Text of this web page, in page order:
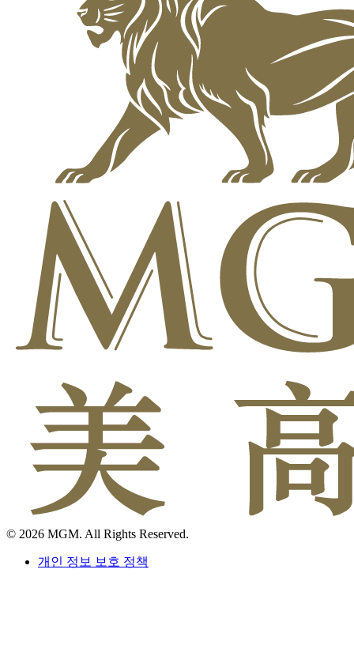
© 2026 MGM. All Rights Reserved.
개인 정보 보호 정책